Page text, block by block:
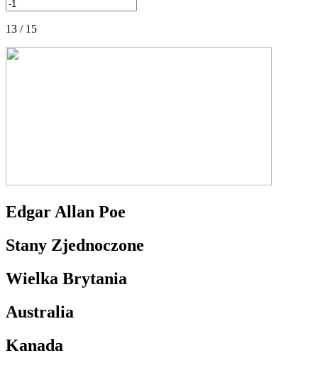
13 / 15
Edgar Allan Poe
Stany Zjednoczone
Wielka Brytania
Australia
Kanada